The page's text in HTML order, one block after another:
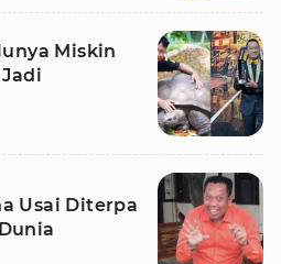
Miskin
Usai Diterpa